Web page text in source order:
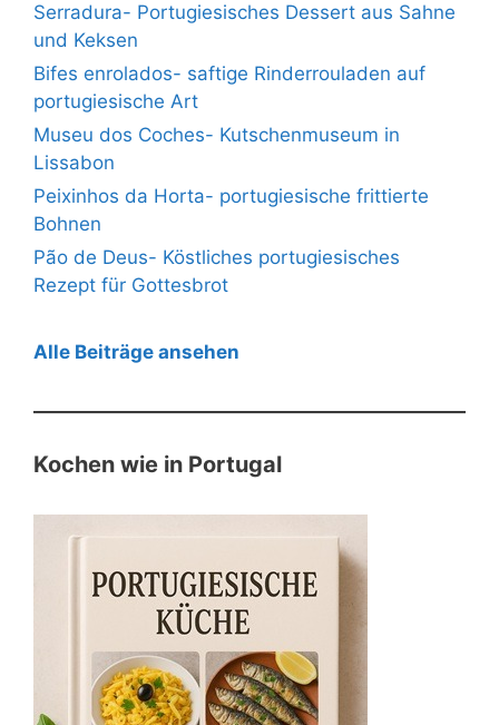
Serradura- Portugiesisches Dessert aus Sahne
und Keksen
Bifes enrolados- saftige Rinderrouladen auf
portugiesische Art
Museu dos Coches- Kutschenmuseum in
Lissabon
Peixinhos da Horta- portugiesische frittierte
Bohnen
Pão de Deus- Köstliches portugiesisches
Rezept für Gottesbrot
Alle Beiträge ansehen
Kochen wie in Portugal